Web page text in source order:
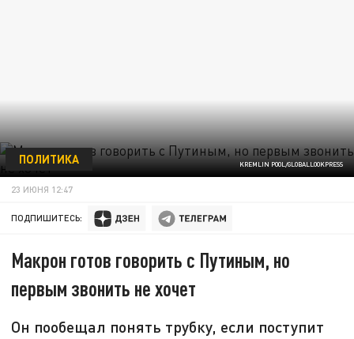
KREMLIN POOL/GLOBALLOOKPRESS
ПОЛИТИКА
23 ИЮНЯ 12:47
ПОДПИШИТЕСЬ:
Макрон готов говорить с Путиным, но
первым звонить не хочет
Он пообещал понять трубку, если поступит